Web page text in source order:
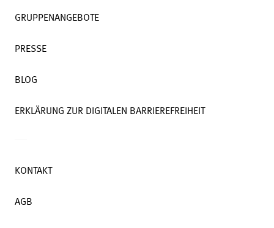
GRUPPENANGEBOTE
PRESSE
BLOG
ERKLÄRUNG ZUR DIGITALEN BARRIEREFREIHEIT
KONTAKT
AGB